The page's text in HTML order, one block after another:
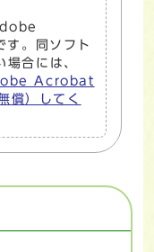
。同ソフト
場合には、
Acrobat
償）してく